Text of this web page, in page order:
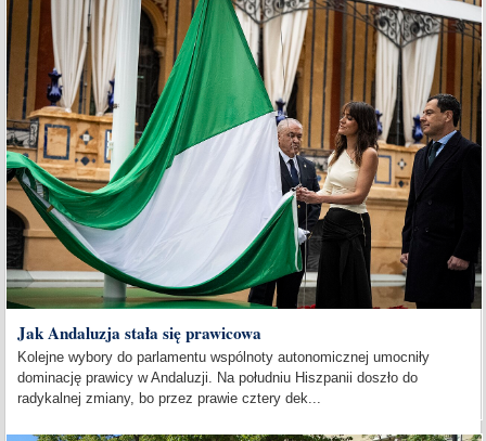
Jak Andaluzja stała się prawicowa
Kolejne wybory do parlamentu wspólnoty autonomicznej umocniły
dominację prawicy w Andaluzji. Na południu Hiszpanii doszło do
radykalnej zmiany, bo przez prawie cztery dek...